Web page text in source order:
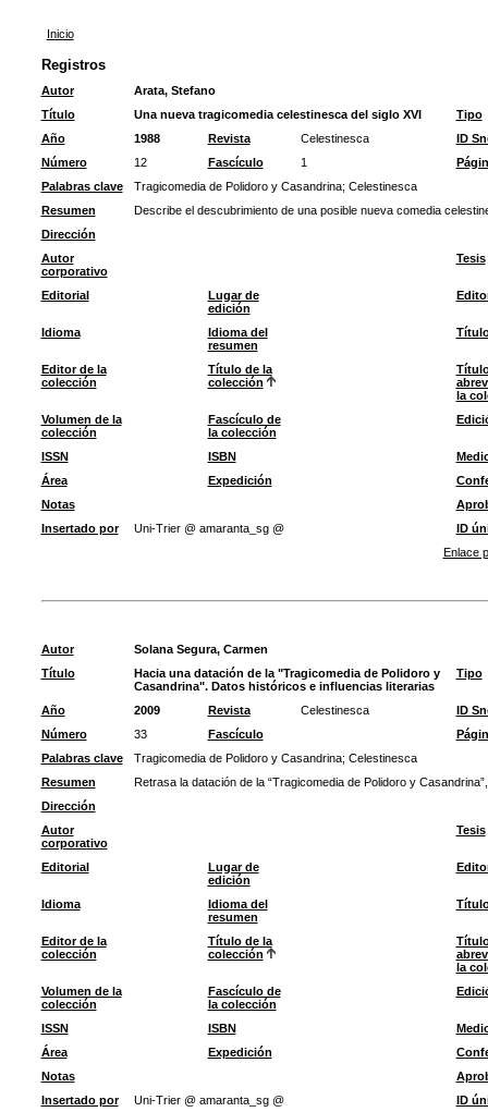
Inicio
Registros
Autor
Arata, Stefano
Título
Una nueva tragicomedia celestinesca del siglo XVI
Tipo
Año
1988 Revista Celestinesca
ID
Número
12 Fascículo 1
Palabras clave
Tragicomedia de Polidoro y Casandrina; Celestinesca
Resumen
Describe el descubrimiento de una posible nueva comedia
Dirección
Autor
corporativo
Tesis
Editorial
Lugar de
edición
Idioma
Idioma del
resumen
Editor de la
colección
Título de la
colección
la
Volumen de la
colección
Fascículo de
la colección
ISSN ISBN
Área
Expedición
Notas
Insertado por
Uni-Trier @ amaranta_sg @
ID
Enlace
Autor
Solana Segura, Carmen
Título
Hacia una datación de la "Tragicomedia de Polidoro y
Casandrina". Datos históricos e influencias literarias
Tipo
Año 2009 Revista Celestinesca
ID
Número
33 Fascículo
Palabras clave
Tragicomedia de Polidoro y Casandrina; Celestinesca
Resumen
Retrasa la datación de la “Tragicomedia de Polidoro y
Dirección
Autor
corporativo
Tesis
Editorial
Lugar de
edición
Idioma
Idioma del
resumen
Editor de la
colección
Título de la
colección
la
Volumen de la
colección
Fascículo de
la colección
ISSN ISBN
Área
Expedición
Notas
Insertado por
Uni-Trier @ amaranta_sg @
ID